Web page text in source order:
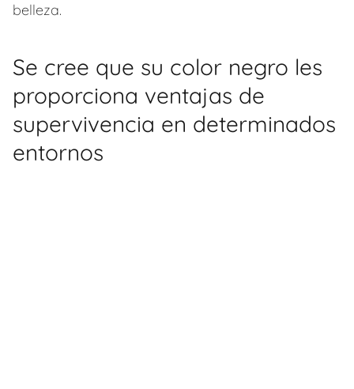
belleza.
Se cree que su color negro les
proporciona ventajas de
supervivencia en determinados
entornos